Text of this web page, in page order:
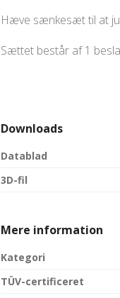
Hæve sænkesæt til at
Sættet består af 1
Downloads
Datablad
3D-fil
Mere information
Kategori
TÜV-certificeret